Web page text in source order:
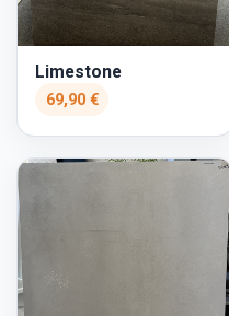
Limestone
69,90 €